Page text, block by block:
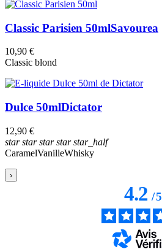
Classic Parisien 50mlSavourea
10,90 €
Classic blond
Dulce 50mlDictator
12,90 €
starstarstarstarstar_half
CaramelVanilleWhisky
›
4.2/5